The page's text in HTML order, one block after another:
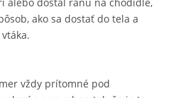
ako sa dostať do tela a
vždy prítomné pod